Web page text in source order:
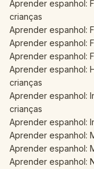
Aprender espanhol:
crianças
Aprender espanhol:
Aprender espanhol:
Aprender espanhol:
Aprender espanhol:
crianças
Aprender espanhol:
crianças
Aprender espanhol:
Aprender espanhol:
Aprender espanhol:
Aprender espanhol: